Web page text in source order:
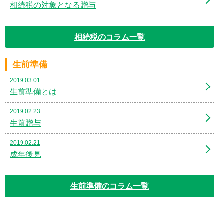
相続税の対象となる贈与
相続税のコラム一覧
生前準備
2019.03.01
生前準備とは
2019.02.23
生前贈与
2019.02.21
成年後見
生前準備のコラム一覧